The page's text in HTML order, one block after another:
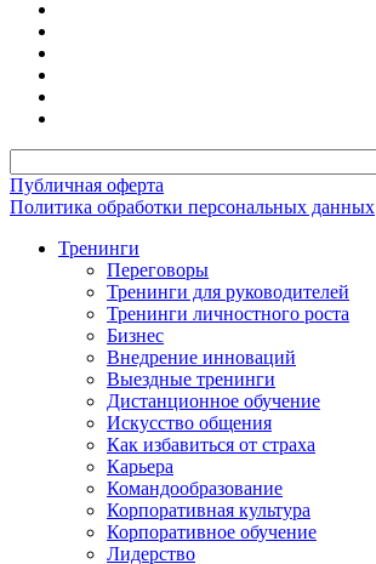
Публичная оферта
Политика обработки персональных данных
Тренинги
Переговоры
Тренинги для руководителей
Тренинги личностного роста
Бизнес
Внедрение инноваций
Выездные тренинги
Дистанционное обучение
Искусство общения
Как избавиться от страха
Карьера
Командообразование
Корпоративная культура
Корпоративное обучение
Лидерство